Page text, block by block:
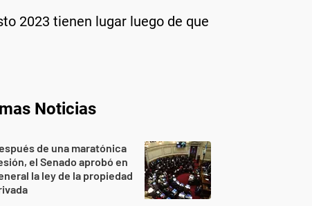
2023 tienen lugar luego de que
Noticias
de una maratónica
el Senado aprobó en
la ley de la propiedad